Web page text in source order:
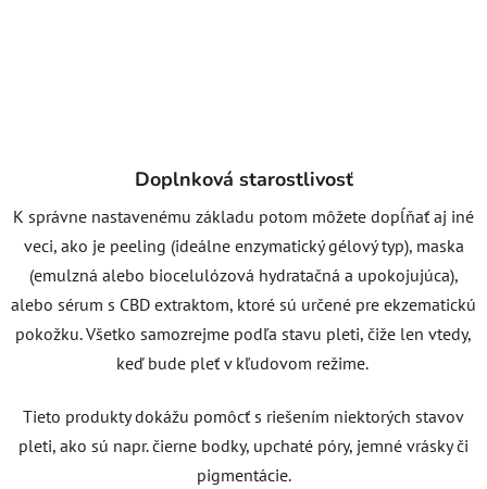
Doplnková starostlivosť
K správne nastavenému základu potom môžete dopĺňať aj iné
veci, ako je peeling (ideálne enzymatický gélový typ), maska
(emulzná alebo biocelulózová hydratačná a upokojujúca),
alebo sérum s CBD extraktom, ktoré sú určené pre ekzematickú
pokožku. Všetko samozrejme podľa stavu pleti, čiže len vtedy,
keď bude pleť v kľudovom režime.
Tieto produkty dokážu pomôcť s riešením niektorých stavov
pleti, ako sú napr. čierne bodky, upchaté póry, jemné vrásky či
pigmentácie.